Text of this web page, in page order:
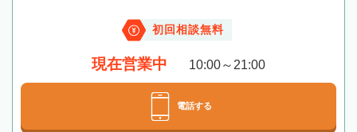
初回相談無料
現在営業中 10:00～21:00
電話する